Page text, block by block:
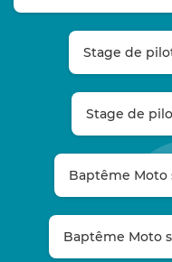
Stage de
Stage de
Baptême Moto
Baptême Moto